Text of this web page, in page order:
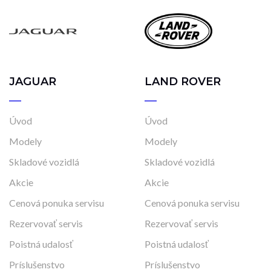
JAGUAR
Úvod
Modely
Skladové vozidlá
Akcie
Cenová ponuka servisu
Rezervovať servis
Poistná udalosť
Príslušenstvo
LAND ROVER
Úvod
Modely
Skladové vozidlá
Akcie
Cenová ponuka servisu
Rezervovať servis
Poistná udalosť
Príslušenstvo